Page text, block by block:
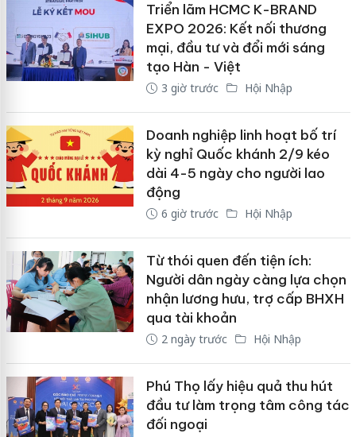
Triển lãm HCMC K-BRAND
EXPO 2026: Kết nối thương
mại, đầu tư và đổi mới sáng
tạo Hàn - Việt
3 giờ trước Hội Nhập
Doanh nghiệp linh hoạt bố trí
kỳ nghỉ Quốc khánh 2/9 kéo
dài 4-5 ngày cho người lao
động
6 giờ trước Hội Nhập
Từ thói quen đến tiện ích:
Người dân ngày càng lựa chọn
nhận lương hưu, trợ cấp BHXH
qua tài khoản
2 ngày trước Hội Nhập
Phú Thọ lấy hiệu quả thu hút
đầu tư làm trọng tâm công tác
đối ngoại